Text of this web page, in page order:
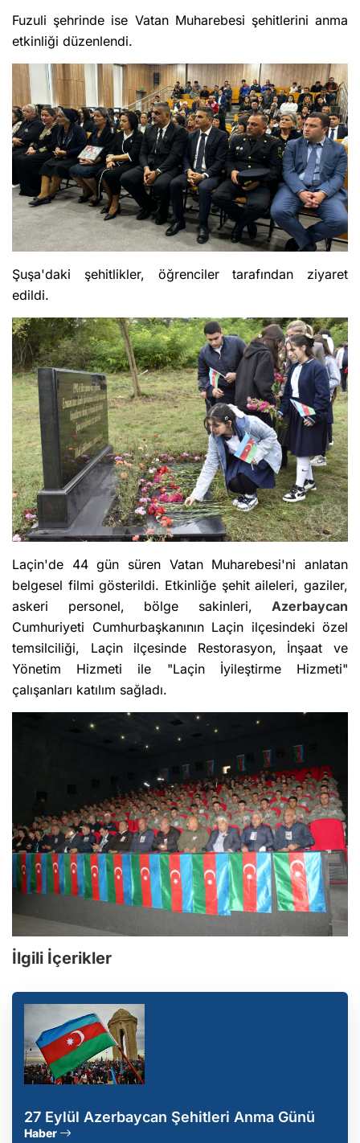
Fuzuli şehrinde ise Vatan Muharebesi şehitlerini anma
etkinliği düzenlendi.
Şuşa'daki şehitlikler, öğrenciler tarafından ziyaret
edildi.
Laçin'de 44 gün süren Vatan Muharebesi'ni anlatan
belgesel filmi gösterildi. Etkinliğe şehit aileleri, gaziler,
askeri personel, bölge sakinleri, Azerbaycan
Cumhuriyeti Cumhurbaşkanının Laçin ilçesindeki özel
temsilciliği, Laçin ilçesinde Restorasyon, İnşaat ve
Yönetim Hizmeti ile "Laçin İyileştirme Hizmeti"
çalışanları katılım sağladı.
İlgili İçerikler
27 Eylül Azerbaycan Şehitleri Anma Günü
Haber